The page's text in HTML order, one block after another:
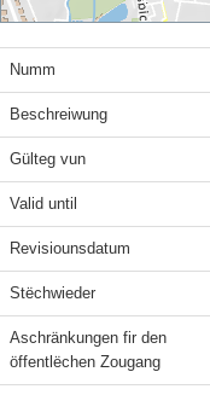
Numm
Beschreiwung
Gülteg vun
Valid until
Revisiounsdatum
Stëchwieder
Aschränkungen fir den
öffentlëchen Zougang